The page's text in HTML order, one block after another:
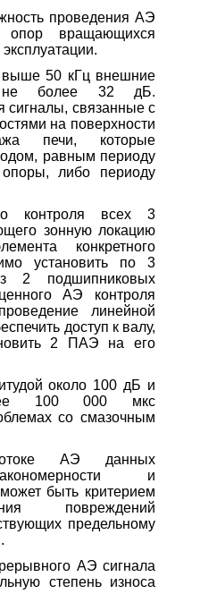
проведения АЭ
опор вращающихся
выше 50 кГц внешние
не более 32 дБ.
сигналы, связанные с
на поверхности
печи, которые
равным периоду
либо периоду
контроля всех 3
зонную локацию
конкретного
установить по 3
подшипниковых
АЭ контроля
линейной
доступ к валу,
2 ПАЭ на его
около 100 дБ и
100 000 мкс
со смазочным
АЭ данных
и
быть критерием
повреждений
предельному
АЭ сигнала
степень износа